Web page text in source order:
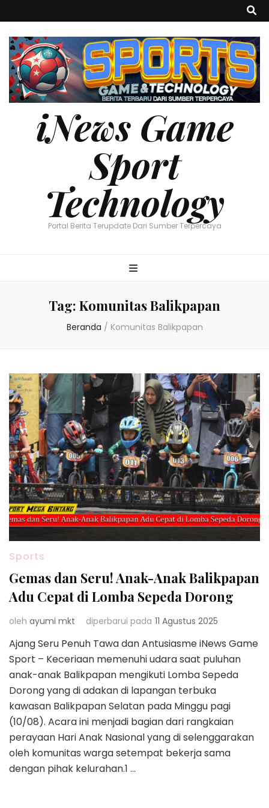
iNews Game
Sport
Technology
Portal Berita Terupdate Dari Sumber Terpercaya
Tag: Komunitas Balikpapan
Beranda / Komunitas Balikpapan
Sports
Gemas dan Seru! Anak-Anak Balikpapan
Adu Cepat di Lomba Sepeda Dorong
oleh ayumi mkt diperbarui pada 11 Agustus 2025
Ajang Seru Penuh Tawa dan Antusiasme iNews Game
Sport – Keceriaan memenuhi udara saat puluhan
anak-anak Balikpapan mengikuti Lomba Sepeda
Dorong yang di adakan di lapangan terbuka
kawasan Balikpapan Selatan pada Minggu pagi
(10/08). Acara ini menjadi bagian dari rangkaian
perayaan Hari Anak Nasional yang di selenggarakan
oleh komunitas warga setempat bekerja sama
dengan pihak kelurahan.1 …